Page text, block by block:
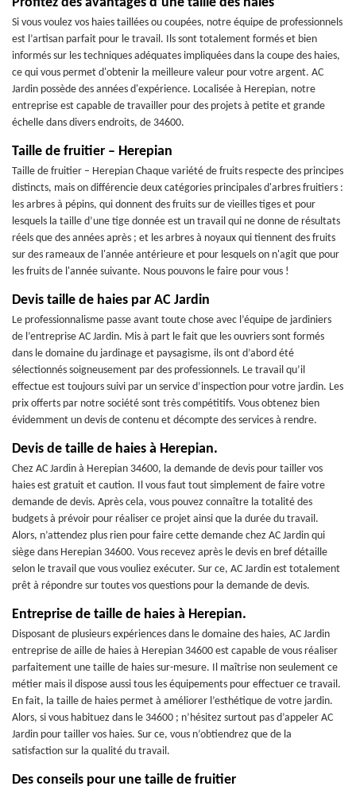
Si vous voulez vos haies taillées ou coupées, notre équipe de professionnels
est l’artisan parfait pour le travail. Ils sont totalement formés et bien
informés sur les techniques adéquates impliquées dans la coupe des haies,
ce qui vous permet d'obtenir la meilleure valeur pour votre argent. AC
Jardin possède des années d'expérience. Localisée à Herepian, notre
entreprise est capable de travailler pour des projets à petite et grande
échelle dans divers endroits, de 34600.
Taille de fruitier – Herepian
Taille de fruitier – Herepian Chaque variété de fruits respecte des principes
distincts, mais on différencie deux catégories principales d'arbres fruitiers :
les arbres à pépins, qui donnent des fruits sur de vieilles tiges et pour
lesquels la taille d’une tige donnée est un travail qui ne donne de résultats
réels que des années après ; et les arbres à noyaux qui tiennent des fruits
sur des rameaux de l'année antérieure et pour lesquels on n'agit que pour
les fruits de l'année suivante. Nous pouvons le faire pour vous !
Devis taille de haies par AC Jardin
Le professionnalisme passe avant toute chose avec l’équipe de jardiniers
de l’entreprise AC Jardin. Mis à part le fait que les ouvriers sont formés
dans le domaine du jardinage et paysagisme, ils ont d’abord été
sélectionnés soigneusement par des professionnels. Le travail qu’il
effectue est toujours suivi par un service d’inspection pour votre jardin. Les
prix offerts par notre société sont très compétitifs. Vous obtenez bien
évidemment un devis de contenu et décompte des services à rendre.
Devis de taille de haies à Herepian.
Chez AC Jardin à Herepian 34600, la demande de devis pour tailler vos
haies est gratuit et caution. Il vous faut tout simplement de faire votre
demande de devis. Après cela, vous pouvez connaître la totalité des
budgets à prévoir pour réaliser ce projet ainsi que la durée du travail.
Alors, n’attendez plus rien pour faire cette demande chez AC Jardin qui
siège dans Herepian 34600. Vous recevez après le devis en bref détaille
selon le travail que vous vouliez exécuter. Sur ce, AC Jardin est totalement
prêt à répondre sur toutes vos questions pour la demande de devis.
Entreprise de taille de haies à Herepian.
Disposant de plusieurs expériences dans le domaine des haies, AC Jardin
entreprise de aille de haies à Herepian 34600 est capable de vous réaliser
parfaitement une taille de haies sur-mesure. Il maîtrise non seulement ce
métier mais il dispose aussi tous les équipements pour effectuer ce travail.
En fait, la taille de haies permet à améliorer l’esthétique de votre jardin.
Alors, si vous habituez dans le 34600 ; n’hésitez surtout pas d’appeler AC
Jardin pour tailler vos haies. Sur ce, vous n’obtiendrez que de la
satisfaction sur la qualité du travail.
Des conseils pour une taille de fruitier